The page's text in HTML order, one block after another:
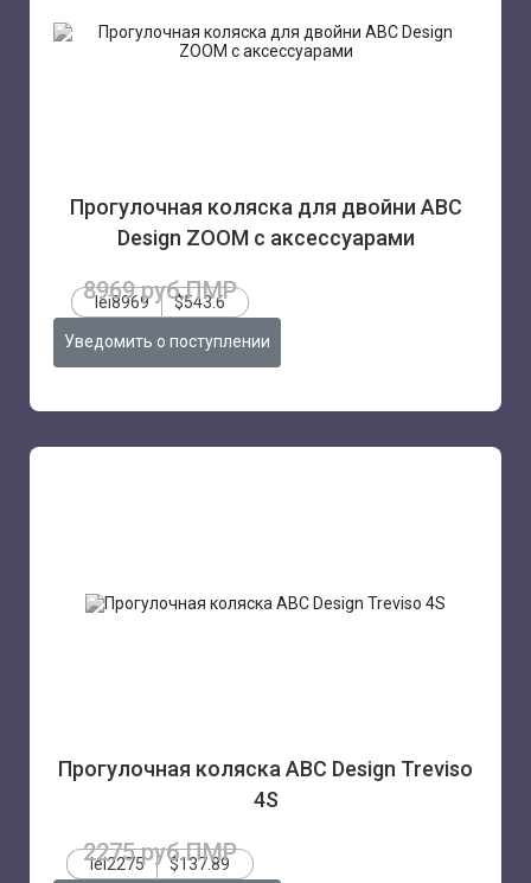
Прогулочная коляска для двойни ABC
Design ZOOM с аксессуарами
8969 руб.ПМР
lei8969 $543.6
Уведомить о поступлении
Прогулочная коляска ABC Design Treviso
4S
2275 руб.ПМР
lei2275 $137.89